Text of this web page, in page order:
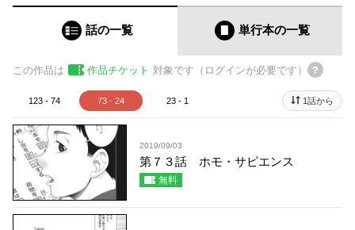
話の一覧 単行本の一覧
この作品は 作品チケット 対象です（ログインが必要です）
123 - 74 73 - 24 23 - 1 1話から
2019/09/03
第７３話 ホモ・サピエンス
無料